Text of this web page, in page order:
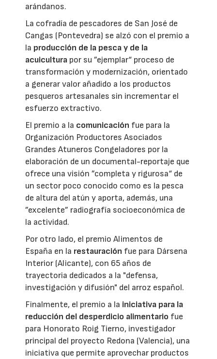
arándanos.
La cofradía de pescadores de San José de
Cangas (Pontevedra) se alzó con el premio a
la producción de la pesca y de la
acuicultura por su ”ejemplar“ proceso de
transformación y modernización, orientado
a generar valor añadido a los productos
pesqueros artesanales sin incrementar el
esfuerzo extractivo.
El premio a la comunicación fue para la
Organización Productores Asociados
Grandes Atuneros Congeladores por la
elaboración de un documental-reportaje que
ofrece una visión ”completa y rigurosa“ de
un sector poco conocido como es la pesca
de altura del atún y aporta, además, una
”excelente” radiografía socioeconómica de
la actividad.
Por otro lado, el premio Alimentos de
España en la restauración fue para Dársena
Interior (Alicante), con 65 años de
trayectoria dedicados a la "defensa,
investigación y difusión" del arroz español.
Finalmente, el premio a la iniciativa para la
reducción del desperdicio alimentario fue
para Honorato Roig Tierno, investigador
principal del proyecto Redona (Valencia), una
iniciativa que permite aprovechar productos